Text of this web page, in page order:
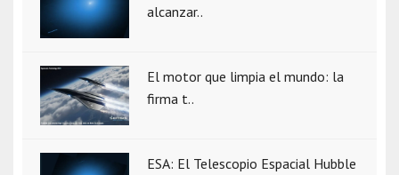
alcanzar..
El motor que limpia el mundo: la
firma t..
ESA: El Telescopio Espacial Hubble